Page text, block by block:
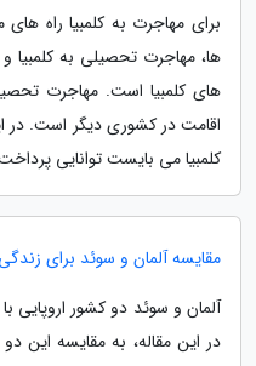
برای مهاجرت به کلمبیا راه
ها، مهاجرت تحصیلی به کلمبیا و
های کلمبیا است. مهاجرت
اقامت در کشوری دیگر است. در
کلمبیا می بایست توانایی
مقایسه آلمان و سوئد برای
آلمان و سوئد دو کشور اروپایی
در این مقاله، به مقایسه این